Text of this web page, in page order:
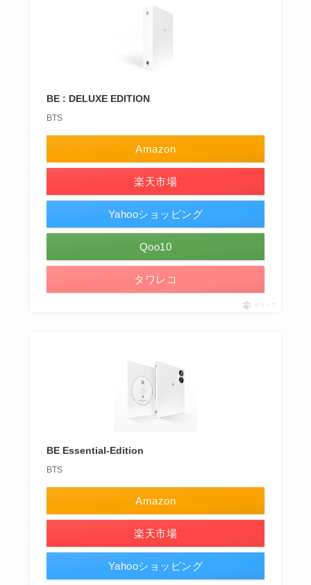
BE : DELUXE EDITION
BTS
Amazon
楽天市場
Yahooショッピング
Qoo10
タワレコ
ポチップ
BE Essential-Edition
BTS
Amazon
楽天市場
Yahooショッピング